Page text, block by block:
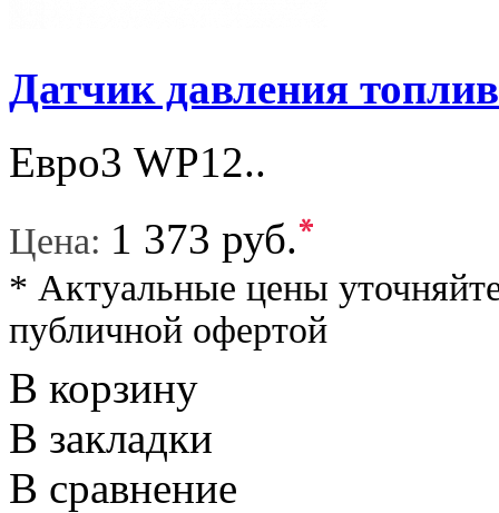
Датчик давления
Евро3 WP12..
Цена: 1 373 руб.*
* Актуальные цены
публичной офертой
В корзину
В закладки
В сравнение